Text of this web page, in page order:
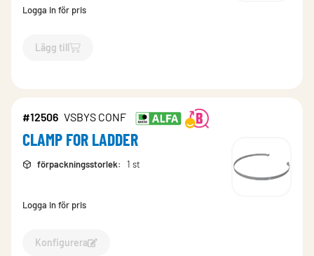
Logga in för pris
Lägg till
`$Lägg till
#12506 VSBYS CONF
CLAMP FOR LADDER
förpackningsstorlek: 1 st
Logga in för pris
Konfigurera
Konfigurera CLAMP FOR LADDER-12506